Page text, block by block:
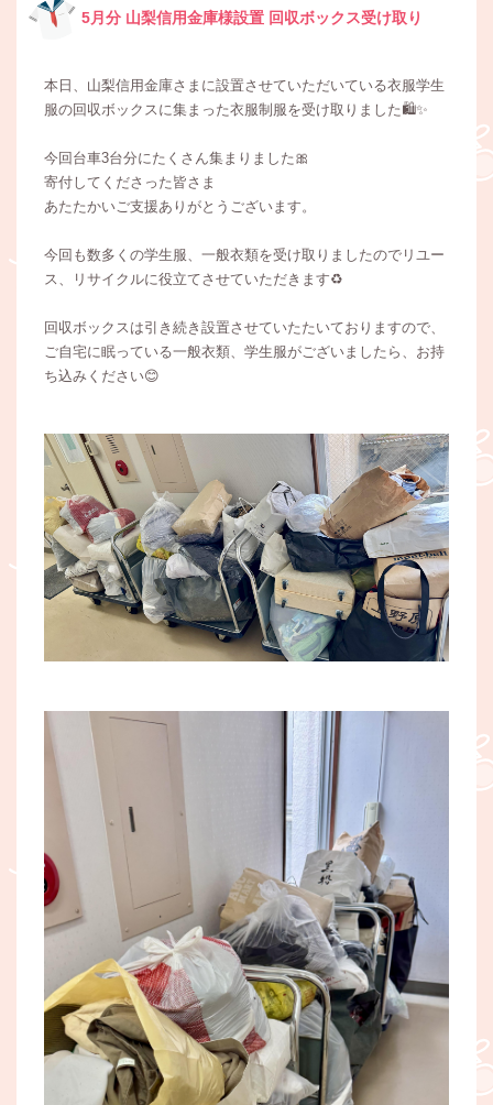
5月分 山梨信用金庫様設置 回収ボックス受け取り
本日、山梨信用金庫さまに設置させていただいている衣服学生
服の回収ボックスに集まった衣服制服を受け取りました🛍️✨
今回台車3台分にたくさん集まりました🎀
寄付してくださった皆さま
あたたかいご支援ありがとうございます。
今回も数多くの学生服、一般衣類を受け取りましたのでリユー
ス、リサイクルに役立てさせていただきます♻️
回収ボックスは引き続き設置させていたたいておりますので、
ご自宅に眠っている一般衣類、学生服がございましたら、お持
ち込みください😊